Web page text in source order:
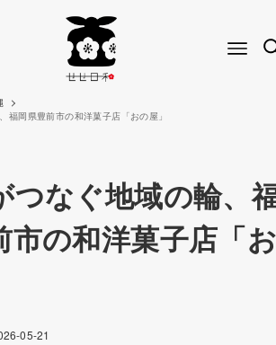
福岡県豊前市の和洋菓子店「おの屋」
つなぐ地域の輪、
市の和洋菓子店「
05-21